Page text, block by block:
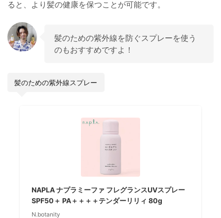
ると、より髪の健康を保つことが可能です。
髪のための紫外線を防ぐスプレーを使う
のもおすすめですよ！
髪のための紫外線スプレー
NAPLA ナプラミーファ フレグランスUVスプレー
SPF50＋ PA＋＋＋＋テンダーリリィ 80g
N.botanity